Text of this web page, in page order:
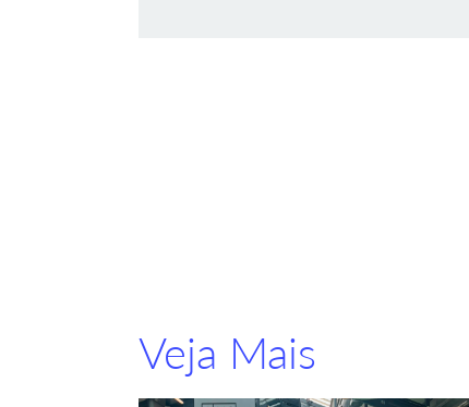
Veja Mais